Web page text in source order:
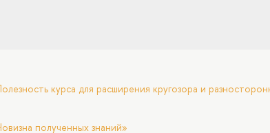
курса для расширения кругозора и
полученных знаний»